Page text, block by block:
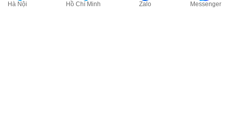
Hà Nội Hồ Chí Minh Zalo Messenger